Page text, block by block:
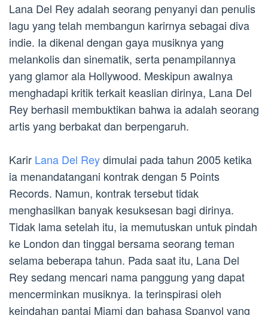
Lana Del Rey adalah seorang penyanyi dan penulis
lagu yang telah membangun karirnya sebagai diva
indie. Ia dikenal dengan gaya musiknya yang
melankolis dan sinematik, serta penampilannya
yang glamor ala Hollywood. Meskipun awalnya
menghadapi kritik terkait keaslian dirinya, Lana Del
Rey berhasil membuktikan bahwa ia adalah seorang
artis yang berbakat dan berpengaruh.
Karir Lana Del Reydimulai pada tahun 2005 ketika
ia menandatangani kontrak dengan 5 Points
Records. Namun, kontrak tersebut tidak
menghasilkan banyak kesuksesan bagi dirinya.
Tidak lama setelah itu, ia memutuskan untuk pindah
ke London dan tinggal bersama seorang teman
selama beberapa tahun. Pada saat itu, Lana Del
Rey sedang mencari nama panggung yang dapat
mencerminkan musiknya. Ia terinspirasi oleh
keindahan pantai Miami dan bahasa Spanyol yang